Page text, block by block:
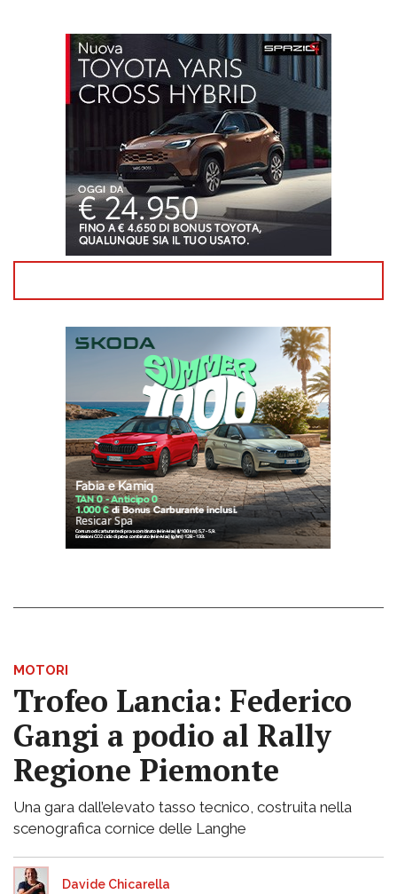
MOTORI
Trofeo Lancia: Federico
Gangi a podio al Rally
Regione Piemonte
Una gara dall’elevato tasso tecnico, costruita nella
scenografica cornice delle Langhe
Davide Chicarella